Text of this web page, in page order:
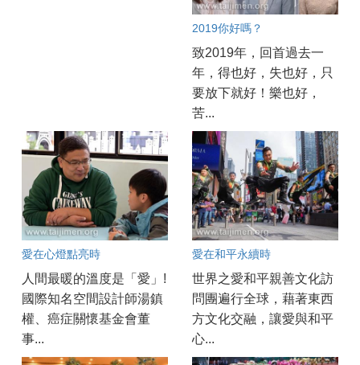
2019你好嗎？
致2019年，回首過去一
年，得也好，失也好，只
要放下就好！樂也好，
苦...
愛在心燈點亮時
人間最暖的溫度是「愛」!
國際知名空間設計師湯鎮
權、癌症關懷基金會董
事...
愛在和平永續時
世界之愛和平親善文化訪
問團遍行全球，藉著東西
方文化交融，讓愛與和平
心...